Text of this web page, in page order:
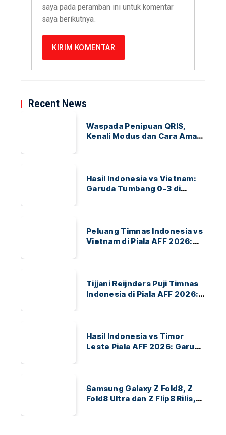
saya pada peramban ini untuk komentar
saya berikutnya.
Recent News
Waspada Penipuan QRIS,
Kenali Modus dan Cara Aman
Hasil Indonesia vs Vietnam:
Garuda Tumbang 0-3 di
Peluang Timnas Indonesia vs
Vietnam di Piala AFF 2026:
Tijjani Reijnders Puji Timnas
Indonesia di Piala AFF 2026:
Hasil Indonesia vs Timor
Leste Piala AFF 2026: Garuda
Samsung Galaxy Z Fold8, Z
Fold8 Ultra dan Z Flip8 Rilis,